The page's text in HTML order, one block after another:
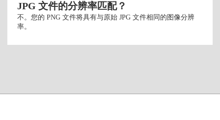
JPG 文件的分辨率匹配？
不。您的 PNG 文件将具有与原始 JPG 文件相同的图像分辨
率。